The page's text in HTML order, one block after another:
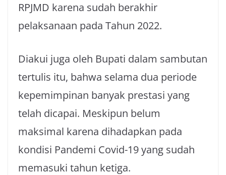
RPJMD karena sudah berakhir
pelaksanaan pada Tahun 2022.
Diakui juga oleh Bupati dalam sambutan
tertulis itu, bahwa selama dua periode
kepemimpinan banyak prestasi yang
telah dicapai. Meskipun belum
maksimal karena dihadapkan pada
kondisi Pandemi Covid-19 yang sudah
memasuki tahun ketiga.